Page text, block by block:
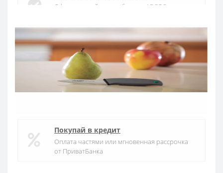
Официальный дистрибьютор ARCOS в
Быстрая доставка
Доставка в течении 1-3 дней по Украине
Гарантия качества
Покупай в кредит
Оплата частями или мгновенная рассрочка
от ПриватБанка